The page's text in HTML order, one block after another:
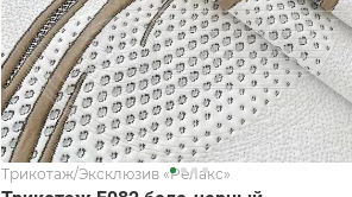
Трикотаж/Эксклюзив «Релакс»